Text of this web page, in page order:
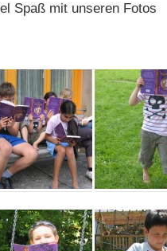
Spaß mit unseren Fotos